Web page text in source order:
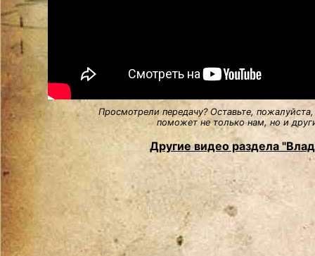
Просмотрели передачу? Оставьте,
поможет не только нам, но и
Другие видео раздела